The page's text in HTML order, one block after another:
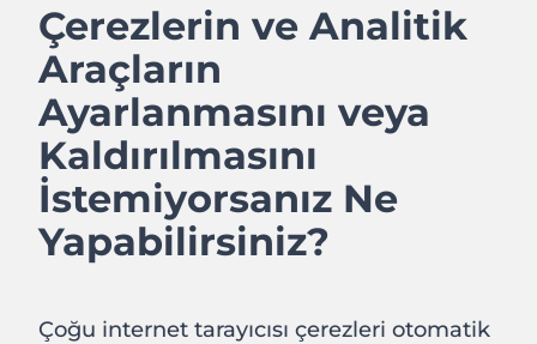
Çerezlerin ve Analitik
Araçların
Ayarlanmasını veya
Kaldırılmasını
İstemiyorsanız Ne
Yapabilirsiniz?
Çoğu internet tarayıcısı çerezleri otomatik